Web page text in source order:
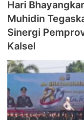
Hari
Muhidin
Sinergi
Kalsel